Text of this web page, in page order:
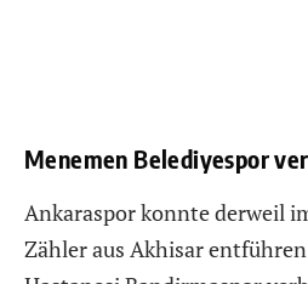
Menemen Belediyespor
Ankaraspor konnte derweil
Zähler aus Akhisar